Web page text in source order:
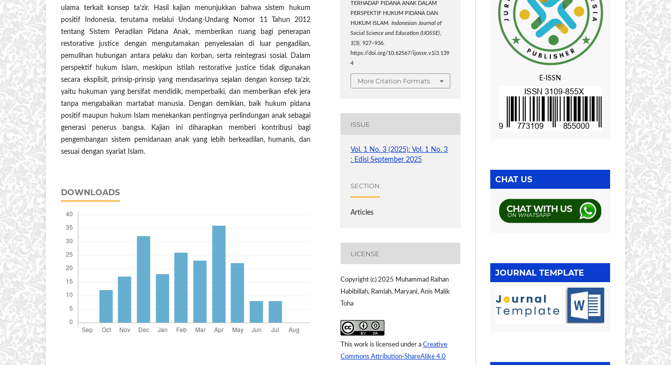
ulama terkait konsep ta’zir. Hasil kajian menunjukkan bahwa sistem hukum
positif Indonesia, terutama melalui Undang-Undang Nomor 11 Tahun 2012
tentang Sistem Peradilan Pidana Anak, memberikan ruang bagi penerapan
restorative justice dengan mengutamakan penyelesaian di luar pengadilan,
pemulihan hubungan antara pelaku dan korban, serta reintegrasi sosial. Dalam
perspektif hukum Islam, meskipun istilah restorative justice tidak digunakan
secara eksplisit, prinsip-prinsip yang mendasarinya sejalan dengan konsep ta’zir,
yaitu hukuman yang bersifat mendidik, memperbaiki, dan memberikan efek jera
tanpa mengabaikan martabat manusia. Dengan demikian, baik hukum pidana
positif maupun hukum Islam menekankan pentingnya perlindungan anak sebagai
generasi penerus bangsa. Kajian ini diharapkan memberi kontribusi bagi
pengembangan sistem pemidanaan anak yang lebih berkeadilan, humanis, dan
sesuai dengan syariat Islam.
DOWNLOADS
TERHADAP PIDANA ANAK DALAM
PERSPEKTIF HUKUM PIDANA DAN
HUKUM ISLAM.Indonesian Journal of
Social Science and Education (IJOSSE)
1(3), 927–936.
https://doi.org/10.62567/ijosse.v1i3.139
4
More Citation Formats
ISSUE
Vol. 1 No. 3 (2025): Vol. 1 No. 3
: Edisi September 2025
SECTION
Articles
LICENSE
Copyright (c) 2025 Muhammad Raihan
Habibillah, Ramlah, Maryani, Anis Malik
Toha
This work is licensed under a Creative
Commons Attribution-ShareAlike 4.0
E-ISSN
CHAT US
JOURNAL TEMPLATE